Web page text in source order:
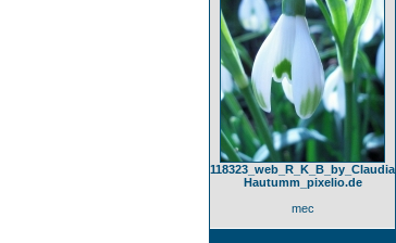
118323_web_R_K_B_by_Claudia
Hautumm_pixelio.de
mec